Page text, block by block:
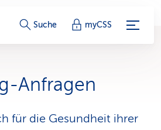
S
r
i
Suche myCSS
Anfragen
für die Gesundheit ihrer